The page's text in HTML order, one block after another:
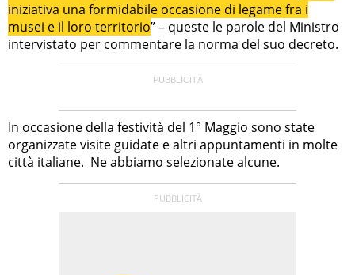
iniziativa una formidabile occasione di legame fra i
musei e il loro territorio” – queste le parole del Ministro
intervistato per commentare la norma del suo decreto.
In occasione della festività del 1° Maggio sono state
organizzate visite guidate e altri appuntamenti in molte
città italiane. Ne abbiamo selezionate alcune.